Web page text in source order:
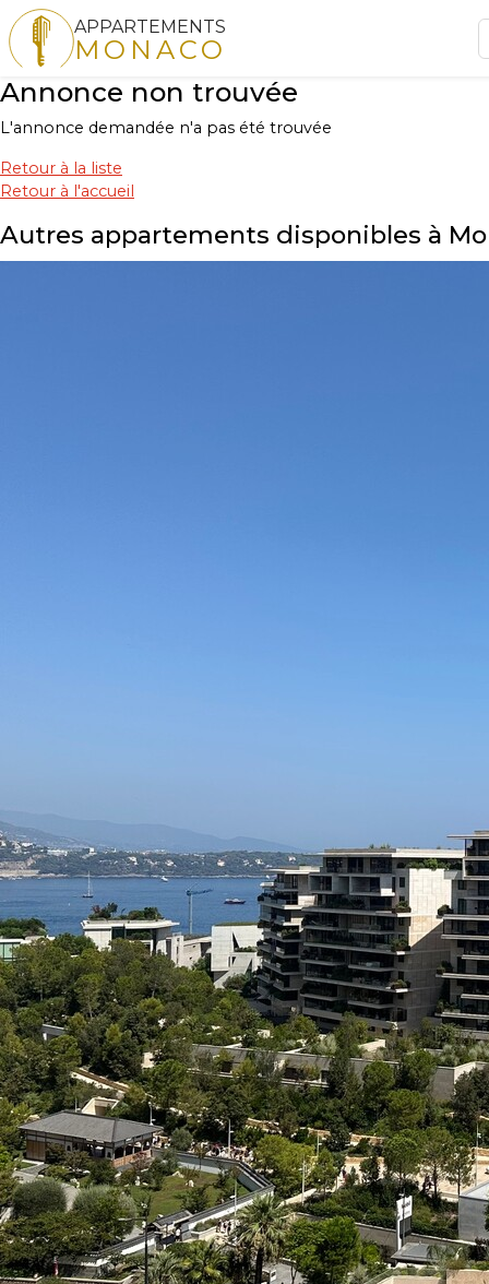
APPARTEMENTS
MONACO
Annonce non trouvée
L'annonce demandée n'a pas été trouvée
Retour à la liste
Retour à l'accueil
Autres appartements disponibles à